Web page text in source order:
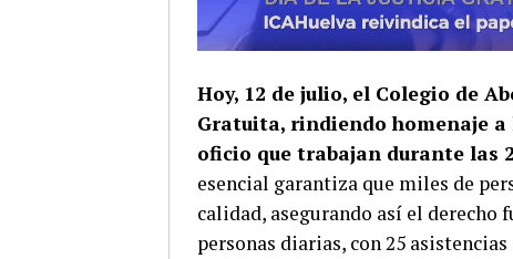
Hoy, 12 de julio, el Colegio de
Gratuita, rindiendo homenaje a
oficio que trabajan durante las
esencial garantiza que miles de
calidad, asegurando así el derecho
personas diarias, con 25